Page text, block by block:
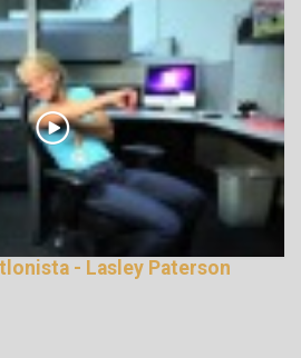
- Lasley Paterson